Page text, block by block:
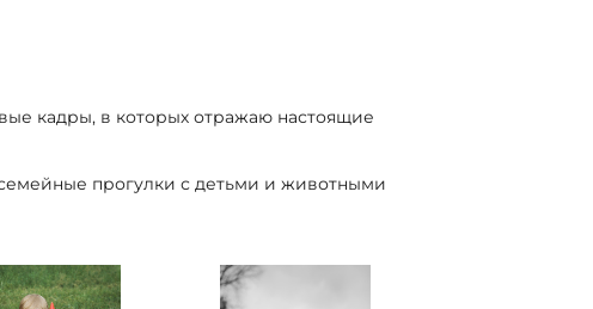
кадры, в которых отражаю настоящие
прогулки с детьми и животными